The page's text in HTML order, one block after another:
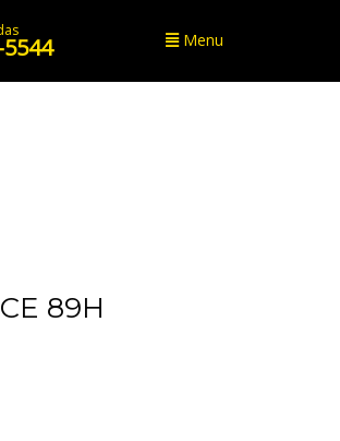
Menu
89H